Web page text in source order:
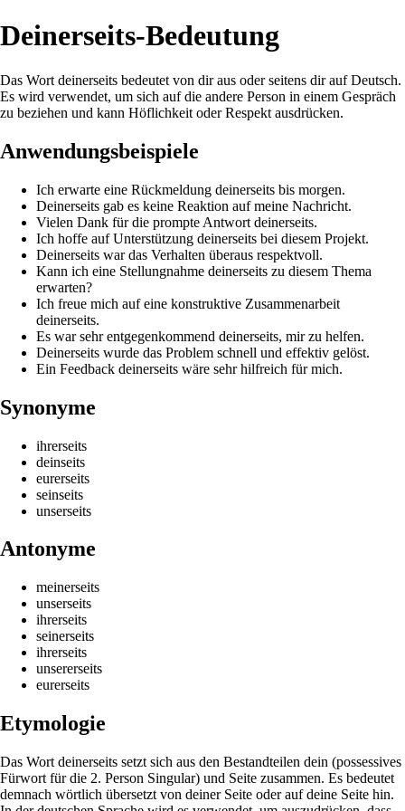
Deinerseits-Bedeutung
Das Wort deinerseits bedeutet von dir aus oder seitens dir auf Deutsch.
Es wird verwendet, um sich auf die andere Person in einem Gespräch
zu beziehen und kann Höflichkeit oder Respekt ausdrücken.
Anwendungsbeispiele
Ich erwarte eine Rückmeldung deinerseits bis morgen.
Deinerseits gab es keine Reaktion auf meine Nachricht.
Vielen Dank für die prompte Antwort deinerseits.
Ich hoffe auf Unterstützung deinerseits bei diesem Projekt.
Deinerseits war das Verhalten überaus respektvoll.
Kann ich eine Stellungnahme deinerseits zu diesem Thema
erwarten?
Ich freue mich auf eine konstruktive Zusammenarbeit
deinerseits.
Es war sehr entgegenkommend deinerseits, mir zu helfen.
Deinerseits wurde das Problem schnell und effektiv gelöst.
Ein Feedback deinerseits wäre sehr hilfreich für mich.
Synonyme
ihrerseits
deinseits
eurerseits
seinseits
unserseits
Antonyme
meinerseits
unserseits
ihrerseits
seinerseits
ihrerseits
unsererseits
eurerseits
Etymologie
Das Wort deinerseits setzt sich aus den Bestandteilen dein (possessives
Fürwort für die 2. Person Singular) und Seite zusammen. Es bedeutet
demnach wörtlich übersetzt von deiner Seite oder auf deine Seite hin.